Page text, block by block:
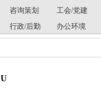
咨询策划 工会/党建
行政/后勤 办公环境